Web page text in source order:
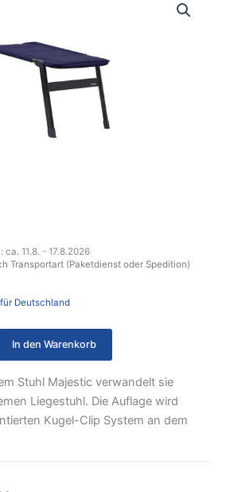
11.8. - 17.8.2026
Transportart (Paketdienst oder Spedition)
Deutschland
In den Warenkorb
Stuhl Majestic verwandelt sie
Liegestuhl. Die Auflage wird
Kugel-Clip System an dem